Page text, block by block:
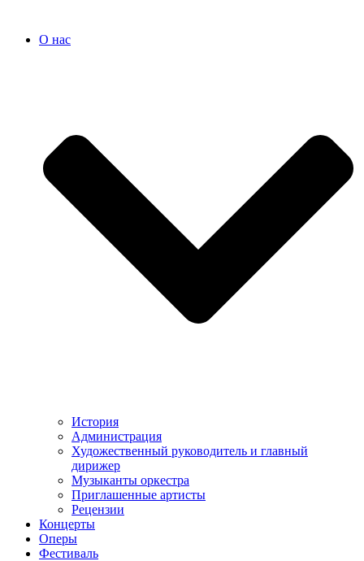
О нас
История
Администрация
Художественный руководитель и главный
дирижер
Музыканты оркестра
Приглашенные артисты
Рецензии
Концерты
Оперы
Фестиваль